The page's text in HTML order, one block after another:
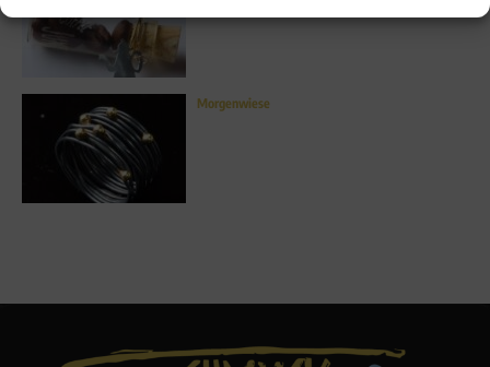
Morgenwiese